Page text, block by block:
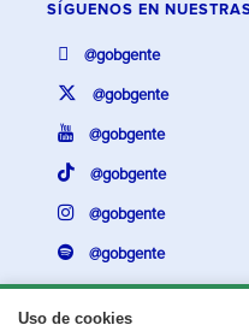
Uso de cookies
SÍGUENOS EN
@gobgente
@gobgente
@gobgente
@gobgente
@gobgente
@gobgente